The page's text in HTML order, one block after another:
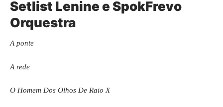
Setlist Lenine e SpokFrevo
Orquestra
A ponte
A rede
O Homem Dos Olhos De Raio X